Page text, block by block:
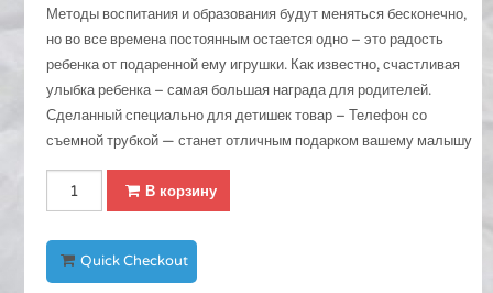
Методы воспитания и образования будут меняться бесконечно,
но во все времена постоянным остается одно – это радость
ребенка от подаренной ему игрушки. Как известно, счастливая
улыбка ребенка – самая большая награда для родителей.
Сделанный специально для детишек товар – Телефон со
съемной трубкой — станет отличным подарком вашему малышу
съемной
трубкой
В корзину
Quick Checkout